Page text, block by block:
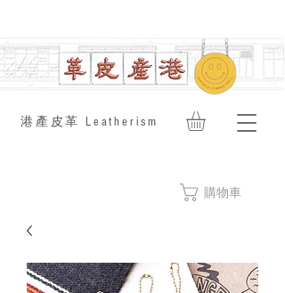
​港產皮革 Leatherism
購物車